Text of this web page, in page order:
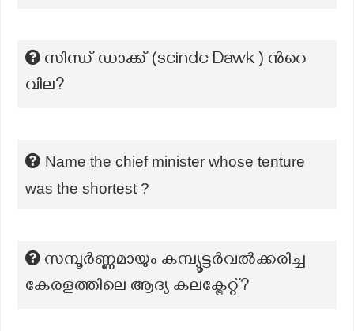
സിന്ധ് ഡാക്ക് (scinde Dawk ) ന്‍റെ
വില?
Name the chief minister whose tenture
was the shortest ?
സമ്പൂര്‍ണ്ണമായും കമ്പ്യൂട്ടര്‍വല്‍ക്കരിച്ച
കേരളത്തിലെ ആദ്യ കലക്ട്രേറ്റ്?